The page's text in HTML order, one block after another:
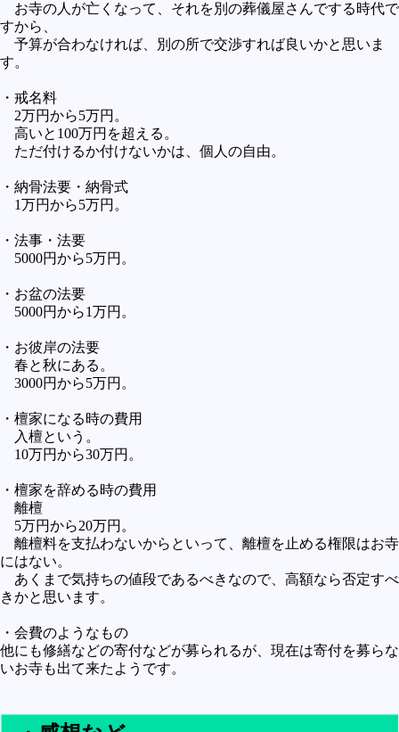
お寺の人が亡くなって、それを別の葬儀屋さんでする時代で
すから、
予算が合わなければ、別の所で交渉すれば良いかと思いま
す。
・戒名料
2万円から5万円。
高いと100万円を超える。
ただ付けるか付けないかは、個人の自由。
・納骨法要・納骨式
1万円から5万円。
・法事・法要
5000円から5万円。
・お盆の法要
5000円から1万円。
・お彼岸の法要
春と秋にある。
3000円から5万円。
・檀家になる時の費用
入檀という。
10万円から30万円。
・檀家を辞める時の費用
離檀
5万円から20万円。
離檀料を支払わないからといって、離檀を止める権限はお寺
にはない。
あくまで気持ちの値段であるべきなので、高額なら否定すべ
きかと思います。
・会費のようなもの
他にも修繕などの寄付などが募られるが、現在は寄付を募らな
いお寺も出て来たようです。